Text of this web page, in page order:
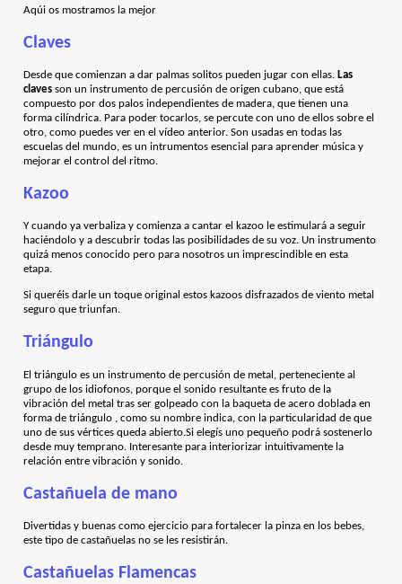
Aqúi os mostramos la mejor
Claves
Desde que comienzan a dar palmas solitos pueden jugar con ellas. Las
claves son un instrumento de percusión de origen cubano, que está
compuesto por dos palos independientes de madera, que tienen una
forma cilíndrica. Para poder tocarlos, se percute con uno de ellos sobre el
otro, como puedes ver en el vídeo anterior. Son usadas en todas las
escuelas del mundo, es un intrumentos esencial para aprender música y
mejorar el control del ritmo.
Kazoo
Y cuando ya verbaliza y comienza a cantar el kazoo le estimulará a seguir
haciéndolo y a descubrir todas las posibilidades de su voz. Un instrumento
quizá menos conocido pero para nosotros un imprescindible en esta
etapa.
Si queréis darle un toque original estos kazoos disfrazados de viento metal
seguro que triunfan.
Triángulo
El triángulo es un instrumento de percusión de metal, perteneciente al
grupo de los idiofonos, porque el sonido resultante es fruto de la
vibración del metal tras ser golpeado con la baqueta de acero doblada en
forma de triángulo , como su nombre indica, con la particularidad de que
uno de sus vértices queda abierto.Si elegís uno pequeño podrá sostenerlo
desde muy temprano. Interesante para interiorizar intuitivamente la
relación entre vibración y sonido.
Castañuela de mano
Divertidas y buenas como ejercicio para fortalecer la pinza en los bebes,
este tipo de castañuelas no se les resistirán.
Castañuelas Flamencas